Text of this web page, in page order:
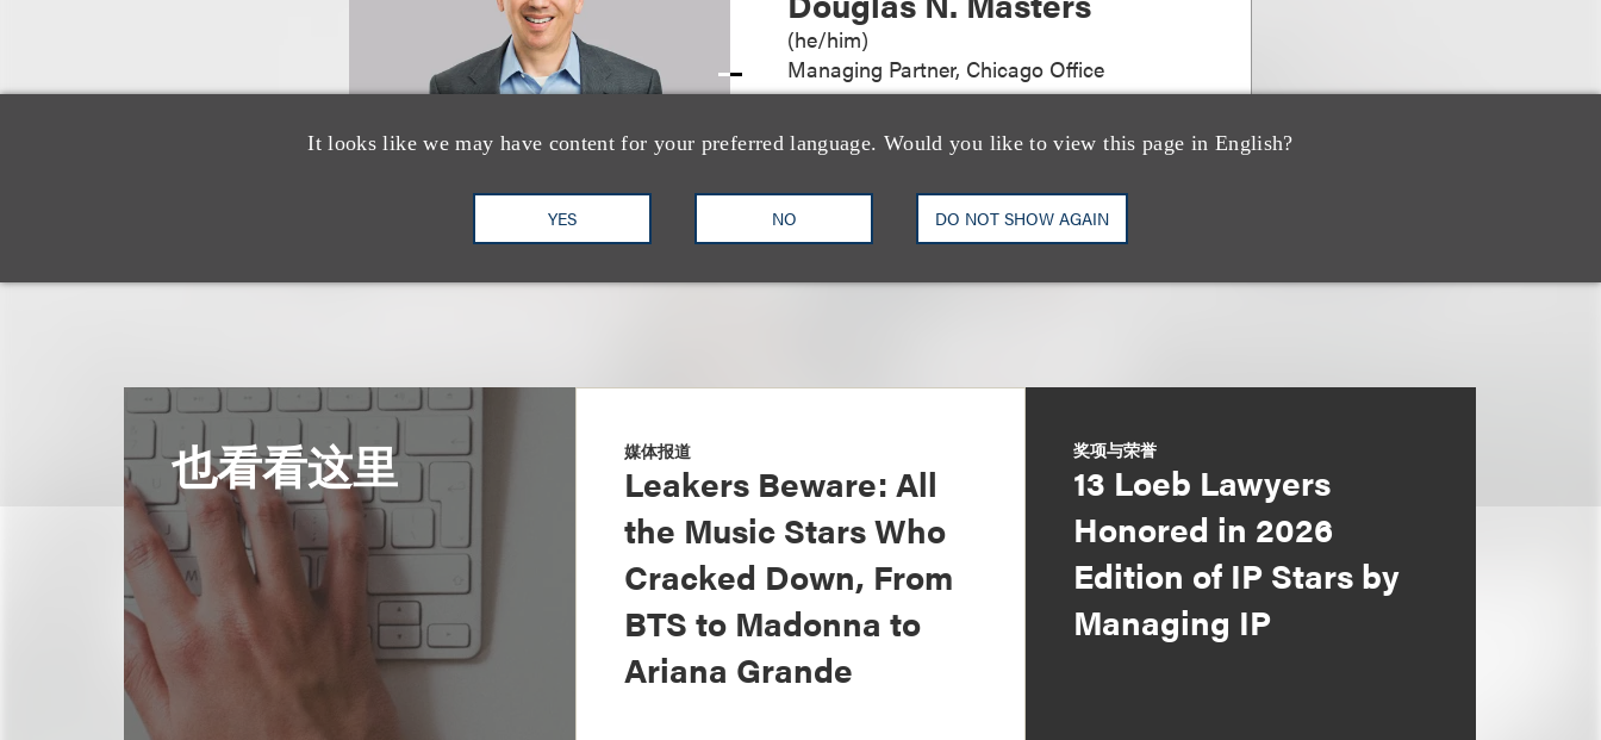
It looks like we may have content for your preferred language. Would you like to view this page in English?
YES NO DO NOT SHOW AGAIN
(he/him)
Managing Partner, Chicago Office
也看看这里 媒体报道
Leakers Beware: All
the Music Stars Who
Cracked Down, From
BTS to Madonna to
Ariana Grande
奖项与荣誉
13 Loeb Lawyers
Honored in 2026
Edition of IP Stars by
Managing IP